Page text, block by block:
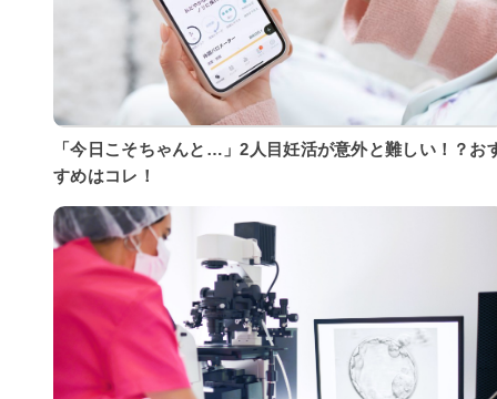
「今日こそちゃんと…」2人目妊活が意外と難しい！？お
すめはコレ！